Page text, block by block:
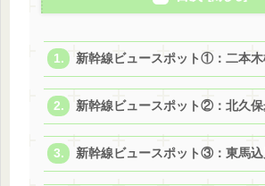
新幹線ビュースポット①：二本
新幹線ビュースポット②：北久
新幹線ビュースポット③：東馬